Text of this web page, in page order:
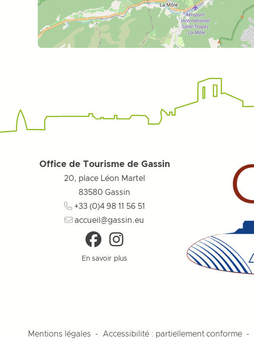
Office de Tourisme de Gassin
20, place Léon Martel
83580 Gassin
+33 (0)4 98 11 56 51
accueil@gassin.eu
En savoir plus
Mentions légales Accessibilité : partiellement conforme